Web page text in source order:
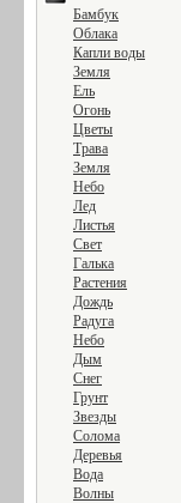
Бамбук
Облака
Капли воды
Земля
Ель
Огонь
Цветы
Трава
Земля
Небо
Лед
Листья
Свет
Галька
Растения
Дождь
Радуга
Небо
Дым
Снег
Грунт
Звезды
Солома
Деревья
Вода
Волны